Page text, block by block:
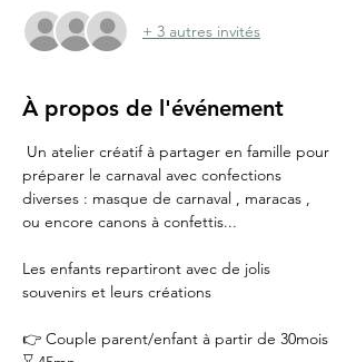
+ 3 autres invités
À propos de l'événement
Un atelier créatif à partager en famille pour
préparer le carnaval avec confections
diverses : masque de carnaval , maracas ,
ou encore canons à confettis...
Les enfants repartiront avec de jolis
souvenirs et leurs créations
👉 Couple parent/enfant à partir de 30mois